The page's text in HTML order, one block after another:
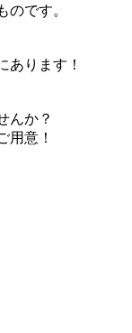
のです。
あります！
んか？
用意！